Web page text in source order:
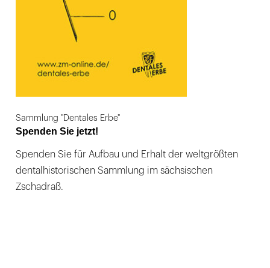
Sammlung "Dentales Erbe"
Spenden Sie jetzt!
Spenden Sie für Aufbau und Erhalt der weltgrößten
dentalhistorischen Sammlung im sächsischen
Zschadraß.